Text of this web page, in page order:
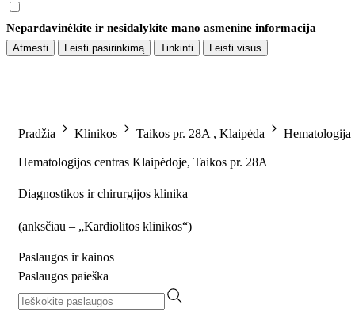
Nepardavinėkite ir nesidalykite mano asmenine informacija
Atmesti Leisti pasirinkimą Tinkinti Leisti visus
Pradžia Klinikos Taikos pr. 28A , Klaipėda Hematologija
Hematologijos centras Klaipėdoje, Taikos pr. 28A
Diagnostikos ir chirurgijos klinika
(anksčiau – „Kardiolitos klinikos“)
Paslaugos ir kainos
Paslaugos paieška